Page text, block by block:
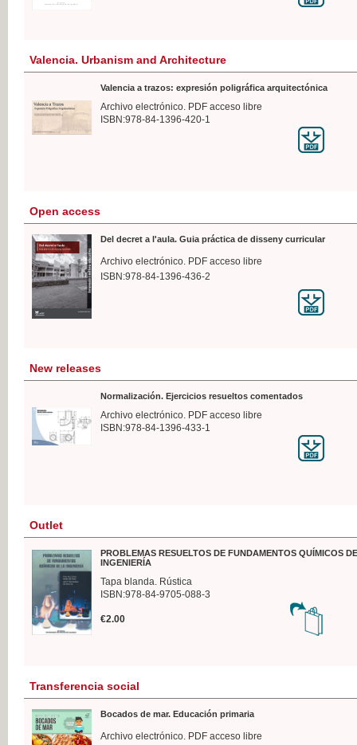
Valencia. Urbanism and Architecture
Valencia a trazos: expresión poligráfica arquitectónica
Archivo electrónico. PDF acceso libre
ISBN:978-84-1396-420-1
Open access
Del decret a l'aula. Guia práctica de disseny curricular
Archivo electrónico. PDF acceso libre
ISBN:978-84-1396-436-2
New releases
Normalización. Ejercicios resueltos comentados
Archivo electrónico. PDF acceso libre
ISBN:978-84-1396-433-1
Outlet
PROBLEMAS RESUELTOS DE FUNDAMENTOS QUÍMICOS
INGENIERÍA
Tapa blanda. Rústica
ISBN:978-84-9705-088-3
€2.00
Transferencia social
Bocados de mar. Educación primaria
Archivo electrónico. PDF acceso libre